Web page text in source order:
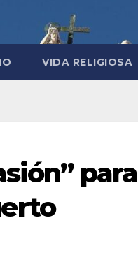
VIDA RELIGIOSA
para